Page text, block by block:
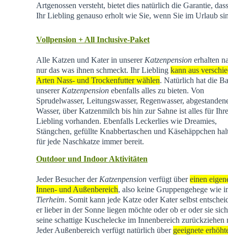
Artgenossen versteht, bietet dies natürlich die Garantie,
Ihr Liebling genauso erholt wie Sie, wenn Sie im Urlaub
Vollpension + All Inclusive-Paket
Alle Katzen und Kater in unserer Katzenpensionerhalten
nur das was ihnen schmeckt. Ihr Liebling kann aus
Arten Nass- und Trockenfutter wählen. Natürlich hat die
unserer Katzenpensionebenfalls alles zu bieten. Von
Sprudelwasser, Leitungswasser, Regenwasser,
Wasser, über Katzenmilch bis hin zur Sahne ist alles für
Liebling vorhanden. Ebenfalls Leckerlies wie Dreamies,
Stängchen, gefüllte Knabbertaschen und Käsehäppchen
für jede Naschkatze immer bereit.
Outdoor und Indoor Aktivitäten
Jeder Besucher der Katzenpensionverfügt übereinen
Innen- und Außenbereich, also keine Gruppengehege wie
Tierheim. Somit kann jede Katze oder Kater selbst
er lieber in der Sonne liegen möchte oder ob er oder sie
seine schattige Kuschelecke im Innenbereich zurückziehen
Jeder Außenbereich verfügt natürlich über geeignete